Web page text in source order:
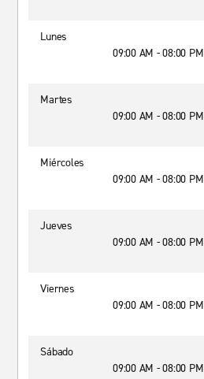
Lunes
09:00 AM - 08:00 PM
Martes
09:00 AM - 08:00 PM
Miércoles
09:00 AM - 08:00 PM
Jueves
09:00 AM - 08:00 PM
Viernes
09:00 AM - 08:00 PM
Sábado
09:00 AM - 08:00 PM